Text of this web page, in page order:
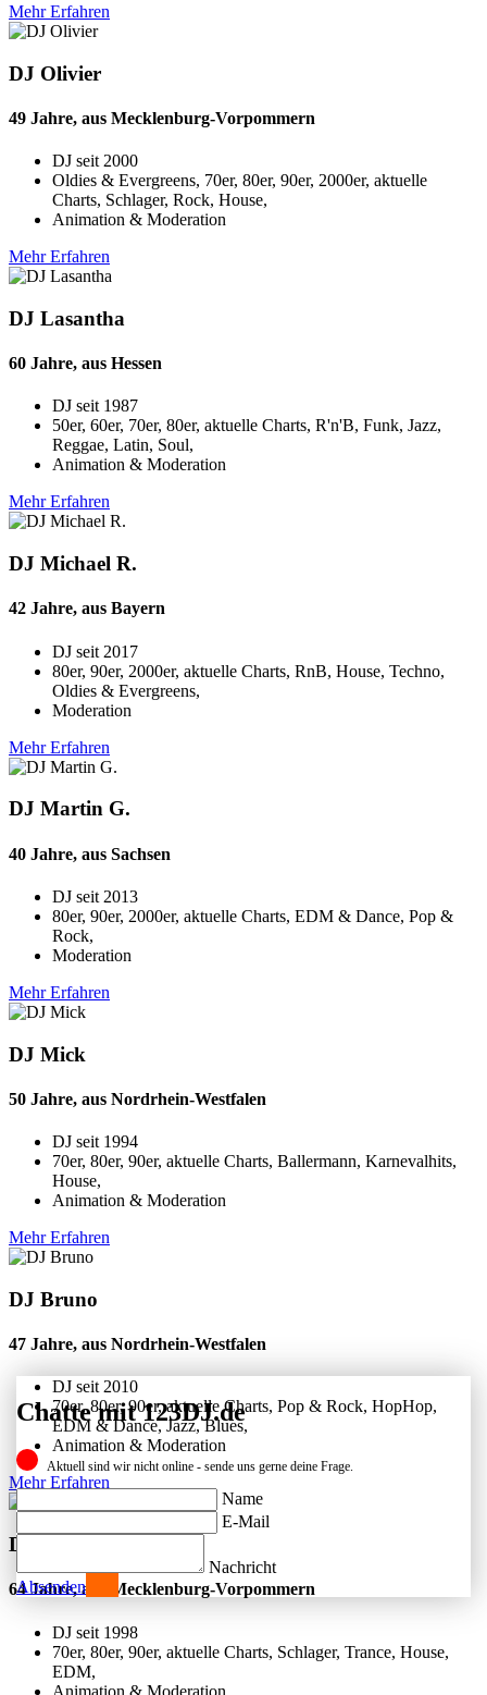
Mehr Erfahren
DJ Olivier
49 Jahre, aus Mecklenburg-Vorpommern
DJ seit 2000
Oldies & Evergreens, 70er, 80er, 90er, 2000er, aktuelle
Charts, Schlager, Rock, House,
Animation & Moderation
Mehr Erfahren
DJ Lasantha
60 Jahre, aus Hessen
DJ seit 1987
50er, 60er, 70er, 80er, aktuelle Charts, R'n'B, Funk, Jazz,
Reggae, Latin, Soul,
Animation & Moderation
Mehr Erfahren
DJ Michael R.
42 Jahre, aus Bayern
DJ seit 2017
80er, 90er, 2000er, aktuelle Charts, RnB, House, Techno,
Oldies & Evergreens,
Moderation
Mehr Erfahren
DJ Martin G.
40 Jahre, aus Sachsen
DJ seit 2013
80er, 90er, 2000er, aktuelle Charts, EDM & Dance, Pop &
Rock,
Moderation
Mehr Erfahren
DJ Mick
50 Jahre, aus Nordrhein-Westfalen
DJ seit 1994
70er, 80er, 90er, aktuelle Charts, Ballermann, Karnevalhits,
House,
Animation & Moderation
Mehr Erfahren
DJ Bruno
47 Jahre, aus Nordrhein-Westfalen
DJ seit 2010
70er, 80er, 90er, aktuelle Charts, Pop & Rock, HopHop,
EDM & Dance, Jazz, Blues,
Animation & Moderation
Mehr Erfahren
DJ Uwe R.
64 Jahre, aus Mecklenburg-Vorpommern
DJ seit 1998
70er, 80er, 90er, aktuelle Charts, Schlager, Trance, House,
EDM,
Animation & Moderation
Chatte mit 123DJ.de
Aktuell sind wir nicht online - sende uns gerne deine Frage.
Name
E-Mail
Nachricht
Absenden